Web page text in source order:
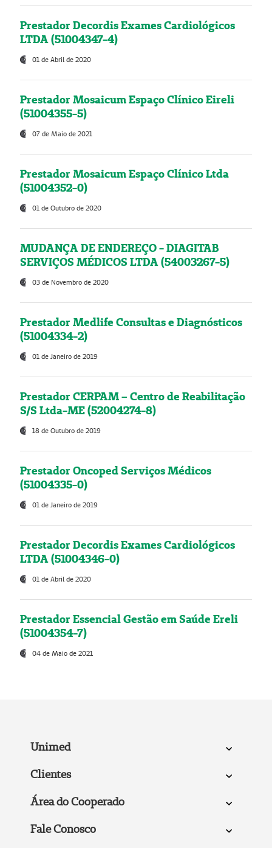
Prestador Decordis Exames Cardiológicos
LTDA (51004347-4)
01 de Abril de 2020
Prestador Mosaicum Espaço Clínico Eireli
(51004355-5)
07 de Maio de 2021
Prestador Mosaicum Espaço Clínico Ltda
(51004352-0)
01 de Outubro de 2020
MUDANÇA DE ENDEREÇO - DIAGITAB
SERVIÇOS MÉDICOS LTDA (54003267-5)
03 de Novembro de 2020
Prestador Medlife Consultas e Diagnósticos
(51004334-2)
01 de Janeiro de 2019
Prestador CERPAM – Centro de Reabilitação
S/S Ltda-ME (52004274-8)
18 de Outubro de 2019
Prestador Oncoped Serviços Médicos
(51004335-0)
01 de Janeiro de 2019
Prestador Decordis Exames Cardiológicos
LTDA (51004346-0)
01 de Abril de 2020
Prestador Essencial Gestão em Saúde Ereli
(51004354-7)
04 de Maio de 2021
Unimed
Clientes
Área do Cooperado
Fale Conosco